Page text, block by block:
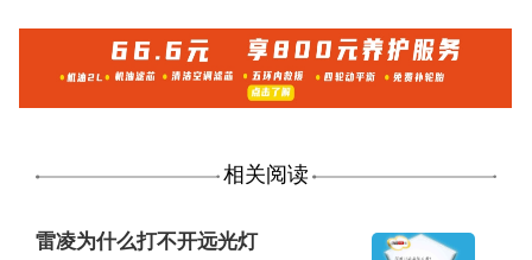
相关阅读
雷凌为什么打不开远光灯